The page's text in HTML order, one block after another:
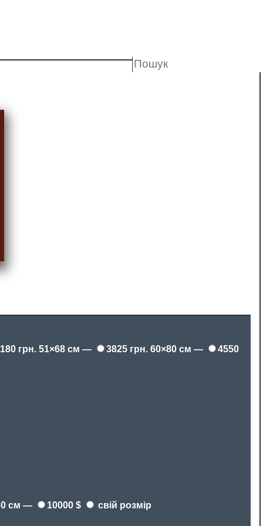
грн. 51×68 см — 3825 грн. 60×80 см — 4550
см — 10000 $ свій розмір